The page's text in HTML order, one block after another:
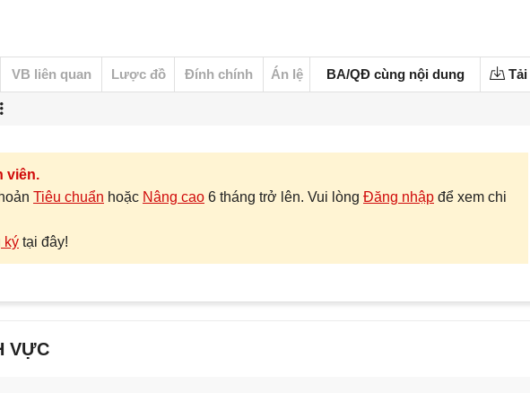
VB liên quan Lược đồ Đính chính Án lệ BA/QĐ cùng nội dung Tải
viên.
Tiêu chuẩn hoặc Nâng cao 6 tháng trở lên. Vui lòng Đăng nhập để xem chi
ký tại đây!
VỰC